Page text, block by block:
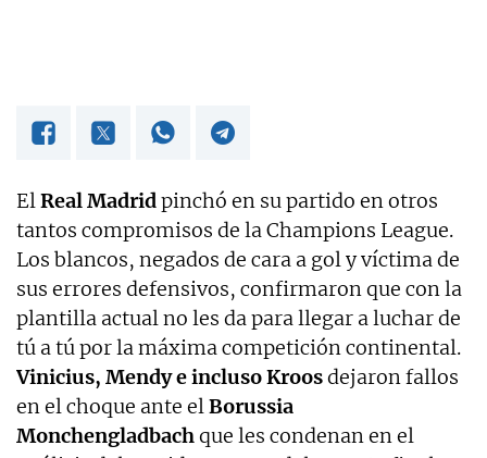
ElReal Madridpinchó en su partido en otros
tantos compromisos de la Champions League.
Los blancos, negados de cara a gol y víctima de
sus errores defensivos, confirmaron que con la
plantilla actual no les da para llegar a luchar de
tú a tú por la máxima competición continental.
Vinicius, Mendy e incluso Kroosdejaron fallos
en el choque ante elBorussia
Monchengladbachque les condenan en el